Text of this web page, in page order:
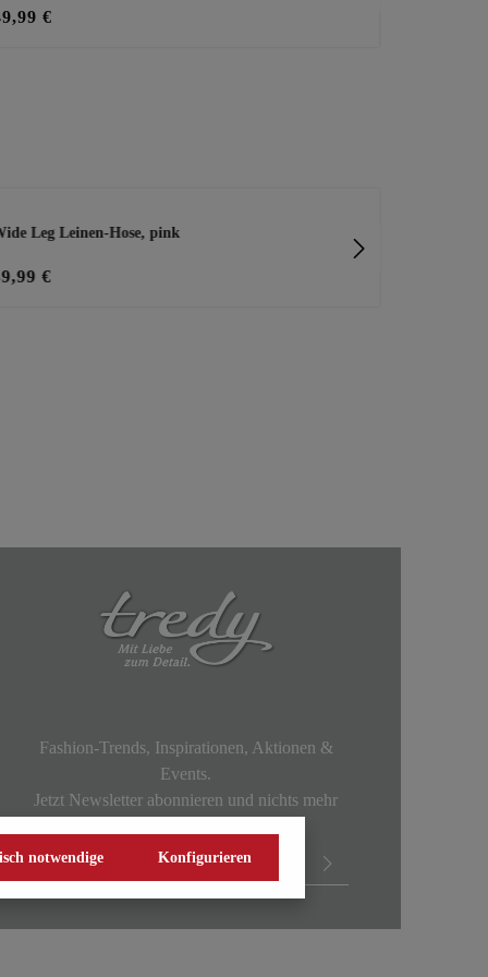
€
Leg Leinen-Hose, pink
€
Fashion-Trends, Inspirationen, Aktionen &
Events.
Jetzt Newsletter abonnieren und nichts mehr
notwendige Konfigurieren